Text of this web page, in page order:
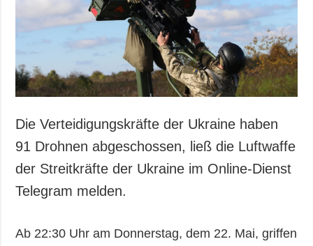
Sport
Notstand und
Notfälle
ZUSÄTZLICH
Veröffentlichungen
Interview
LEISTUNGEN
Abonnement
Fotobank
Die Verteidigungskräfte der Ukraine haben
91 Drohnen abgeschossen, ließ die Luftwaffe
der Streitkräfte der Ukraine im Online-Dienst
Telegram melden.
Ab 22:30 Uhr am Donnerstag, dem 22. Mai, griffen